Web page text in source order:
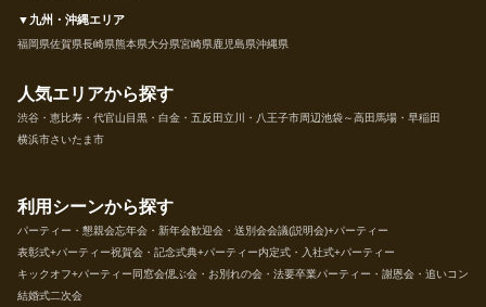
▼九州・沖縄エリア
福岡県佐賀県長崎県熊本県大分県宮崎県鹿児島県沖縄県
人気エリアから探す
渋谷・恵比寿・代官山目黒・白金・五反田立川・八王子市周辺池袋～高田馬場・早稲田
横浜市さいたま市
利用シーンから探す
パーティー・懇親会忘年会・新年会歓迎会・送別会会議(説明会)+パーティー
表彰式+パーティー祝賀会・記念式典+パーティー内定式・入社式+パーティー
キックオフ+パーティー 同窓会偲ぶ会・お別れの会・法要卒業パーティー・謝恩会・追いコン
結婚式二次会